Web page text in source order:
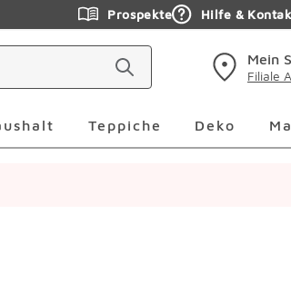
Prospekte Hilfe &
Mein
Filiale
Teppiche Deko